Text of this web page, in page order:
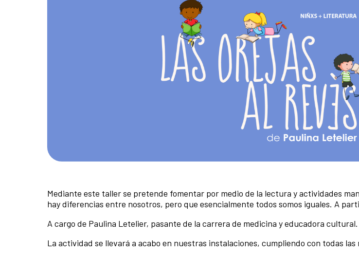
Mediante este taller se pretende fomentar por medio de la lectura y actividades
hay diferencias entre nosotros, pero que esencialmente todos somos iguales. A
A cargo de Paulina Letelier, pasante de la carrera de medicina y educadora cultural.
La actividad se llevará a acabo en nuestras instalaciones, cumpliendo con todas las